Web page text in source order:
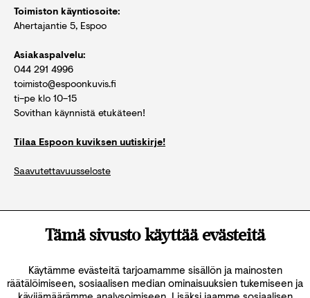
Tämä sivusto käyttää evästeitä
Käytämme evästeitä tarjoamamme sisällön ja mainosten
räätälöimiseen, sosiaalisen median ominaisuuksien tukemiseen ja
Toimiston käyntiosoite:
Ahertajantie 5, Espoo
Asiakaspalvelu:
044 291 4996
toimisto@espoonkuvis.fi
ti–pe klo 10–15
Sovithan käynnistä etukäteen!
Tilaa Espoon kuviksen uutiskirje!
Saavutettavuusseloste